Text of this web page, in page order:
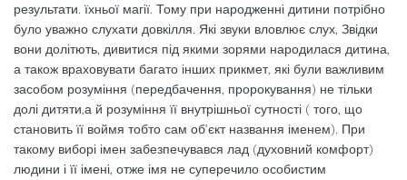
результати. їхньої магії. Тому при народженні дитини потрібно
було уважно слухати довкілля. Які звуки вловлює слух, Звідки
вони долітють, дивитися під якими зорями народилася дитина,
а також враховувати багато інших прикмет, які були важливим
засобом розуміння (передбачення, пророкування) не тільки
долі дитяти,а й розуміння її внутрішньої сутності ( того, що
становить її воймя тобто сам об’єкт названня іменем). При
такому виборі імен забезпечувався лад (духовний комфорт)
людини і її імені, отже імя не суперечило особистим